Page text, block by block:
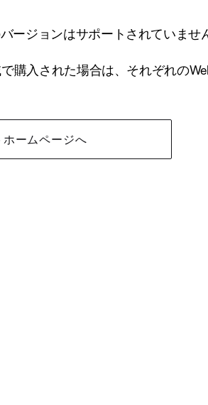
ージョンはサポートされていませ
購入された場合は、それぞれの
ホームページへ